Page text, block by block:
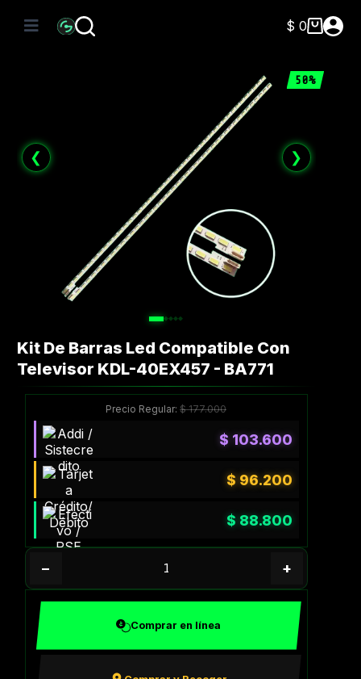
Carro
$ 0
50%
❮ ❯
Kit De Barras Led Compatible Con
Televisor KDL-40EX457 - BA771
Precio Regular:$177.000
$ 103.600
$ 96.200
$ 88.800
− +
Comprar en línea